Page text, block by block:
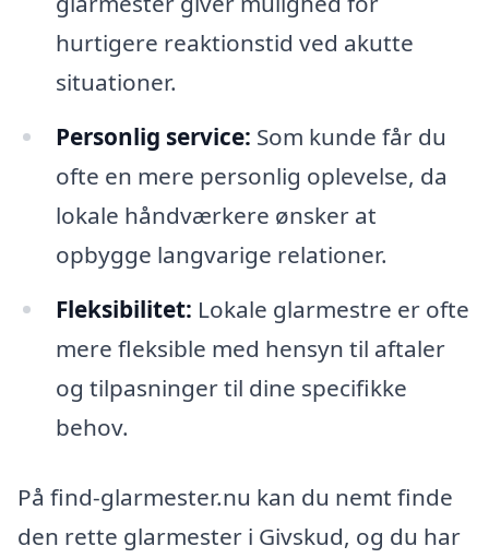
hurtigere reaktionstid ved akutte
situationer.
Personlig service: Som kunde får du
ofte en mere personlig oplevelse, da
lokale håndværkere ønsker at
opbygge langvarige relationer.
Fleksibilitet: Lokale glarmestre er ofte
mere fleksible med hensyn til aftaler
og tilpasninger til dine specifikke
behov.
På find-glarmester.nu kan du nemt finde
den rette glarmester i Givskud, og du har